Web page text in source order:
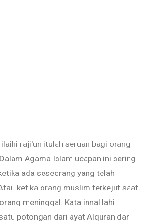
raji'un itulah seruan bagi orang
Agama Islam ucapan ini sering
ada seseorang yang telah
ketika orang muslim terkejut saat
meninggal. Kata innalilahi
potongan dari ayat Alquran dari